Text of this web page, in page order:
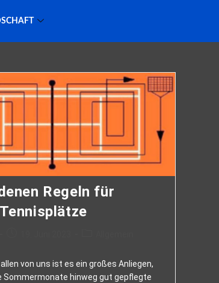
Regeln für
von uns ist es ein großes Anliegen,
Sommermonate hinweg gut gepflegte